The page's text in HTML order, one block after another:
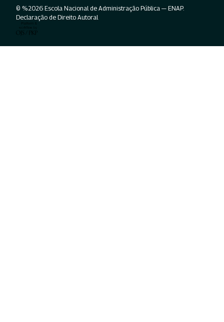
© %2026 Escola Nacional de Administração Pública — ENAP.
Declaração de Direito Autoral